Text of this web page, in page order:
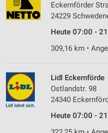
Eckernförder
24229
Heute 07:00 -
309,16 km •
Lidl Eckernförde
Ostlandstr. 98
24340
Heute 07:00 -